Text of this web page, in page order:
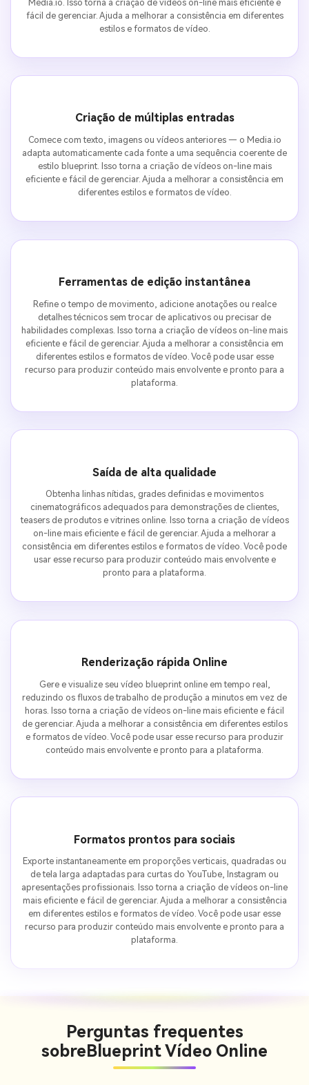
Media.io. Isso torna a criação de vídeos on-line mais eficiente e
fácil de gerenciar. Ajuda a melhorar a consistência em diferentes
estilos e formatos de vídeo.
Criação de múltiplas entradas
Comece com texto, imagens ou vídeos anteriores — o Media.io
adapta automaticamente cada fonte a uma sequência coerente de
estilo blueprint. Isso torna a criação de vídeos on-line mais
eficiente e fácil de gerenciar. Ajuda a melhorar a consistência em
diferentes estilos e formatos de vídeo.
Ferramentas de edição instantânea
Refine o tempo de movimento, adicione anotações ou realce
detalhes técnicos sem trocar de aplicativos ou precisar de
habilidades complexas. Isso torna a criação de vídeos on-line mais
eficiente e fácil de gerenciar. Ajuda a melhorar a consistência em
diferentes estilos e formatos de vídeo. Você pode usar esse
recurso para produzir conteúdo mais envolvente e pronto para a
plataforma.
Saída de alta qualidade
Obtenha linhas nítidas, grades definidas e movimentos
cinematográficos adequados para demonstrações de clientes,
teasers de produtos e vitrines online. Isso torna a criação de vídeos
on-line mais eficiente e fácil de gerenciar. Ajuda a melhorar a
consistência em diferentes estilos e formatos de vídeo. Você pode
usar esse recurso para produzir conteúdo mais envolvente e
pronto para a plataforma.
Renderização rápida Online
Gere e visualize seu vídeo blueprint online em tempo real,
reduzindo os fluxos de trabalho de produção a minutos em vez de
horas. Isso torna a criação de vídeos on-line mais eficiente e fácil
de gerenciar. Ajuda a melhorar a consistência em diferentes estilos
e formatos de vídeo. Você pode usar esse recurso para produzir
conteúdo mais envolvente e pronto para a plataforma.
Formatos prontos para sociais
Exporte instantaneamente em proporções verticais, quadradas ou
de tela larga adaptadas para curtas do YouTube, Instagram ou
apresentações profissionais. Isso torna a criação de vídeos on-line
mais eficiente e fácil de gerenciar. Ajuda a melhorar a consistência
em diferentes estilos e formatos de vídeo. Você pode usar esse
recurso para produzir conteúdo mais envolvente e pronto para a
plataforma.
Perguntas frequentes
sobre Blueprint Vídeo Online